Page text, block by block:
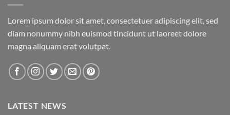
Lorem ipsum dolor sit amet, consectetuer adipiscing elit, sed
diam nonummy nibh euismod tincidunt ut laoreet dolore
magna aliquam erat volutpat.
LATEST NEWS